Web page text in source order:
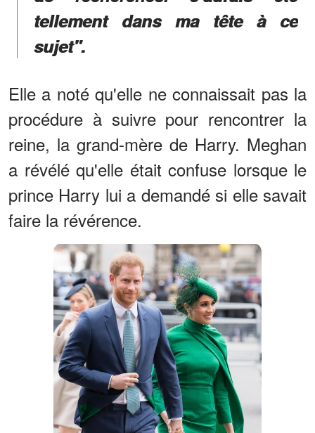
tellement dans ma tête à ce
sujet".
Elle a noté qu'elle ne connaissait pas la
procédure à suivre pour rencontrer la
reine, la grand-mère de Harry. Meghan
a révélé qu'elle était confuse lorsque le
prince Harry lui a demandé si elle savait
faire la révérence.